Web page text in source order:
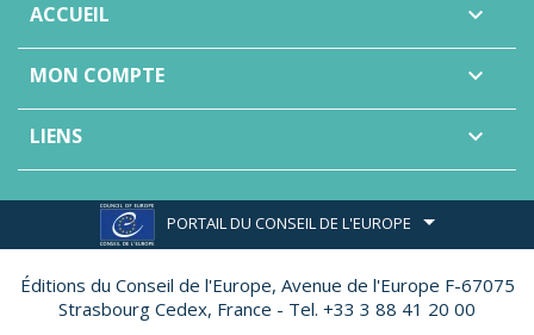
ACCUEIL 
MON COMPTE 
LIENS 
PORTAIL DU CONSEIL DE L'EUROPE
Éditions du Conseil de l'Europe, Avenue de l'Europe F-67075
Strasbourg Cedex, France - Tel. +33 3 88 41 20 00